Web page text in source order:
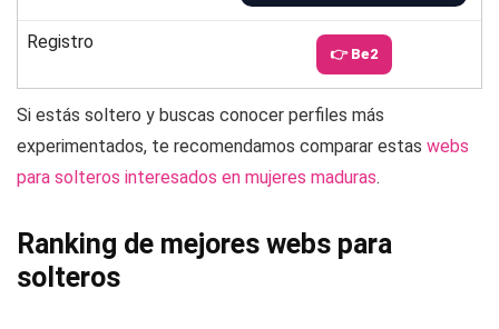
Registro
👉 Be2
Si estás soltero y buscas conocer perfiles más
experimentados, te recomendamos comparar estas webs
para solteros interesados en mujeres maduras.
Ranking de mejores webs para
solteros